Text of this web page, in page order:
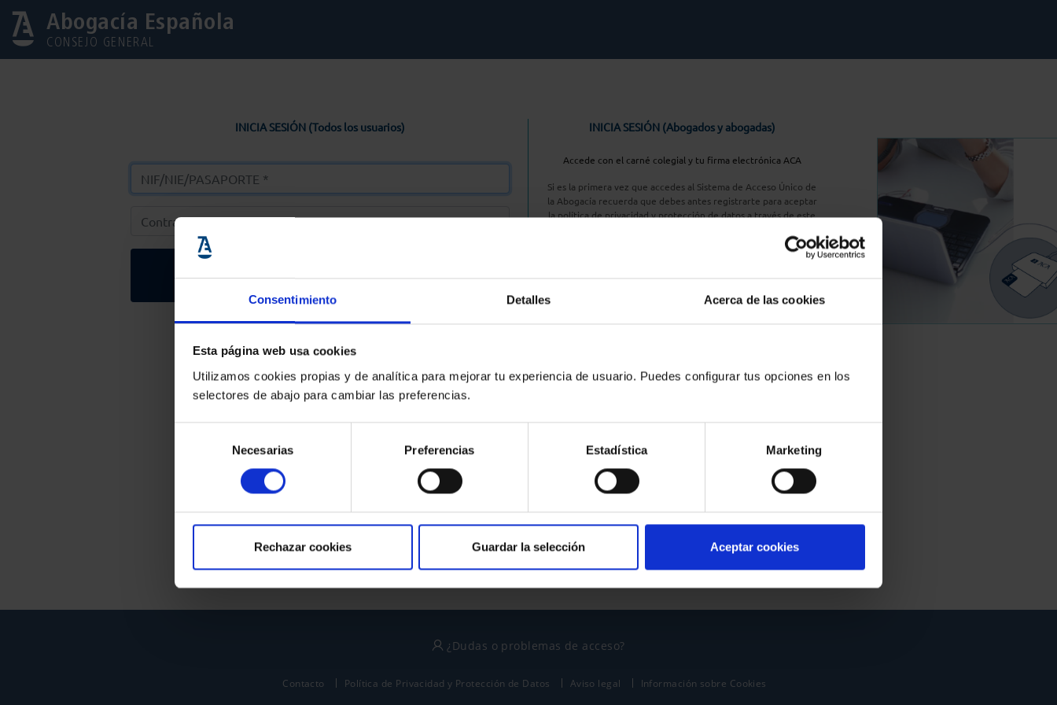
Consentimiento Detalles Acerca de las cookies
Esta página web usa cookies
Utilizamos cookies propias y de analítica para mejorar tu experiencia de usuario. Puedes configurar tus opciones en los
selectores de abajo para cambiar las preferencias.
consentimiento
Necesarias Preferencias Estadística Marketing
Rechazar cookies Guardar la selección Aceptar cookies
Abogacía Española
CONSEJO GENERAL
INICIA SESIÓN (Todos los usuarios)
Entrar
Solicitar Contraseña
INICIA SESIÓN (Abogados y abogadas)
Accede con el carné colegial y tu firma electrónica ACA
Si es la primera vez que accedes al Sistema de Acceso Único de
la Abogacía recuerda que debes antes registrarte para aceptar
la política de privacidad y protección de datos a través de este
Entrar con ACA Plus
¿No tienes cuenta?
política de privacidad
y términos del servicio
¿Dudas o problemas de acceso?
Contacto Política de Privacidad y Protección de Datos Aviso legal Información sobre Cookies